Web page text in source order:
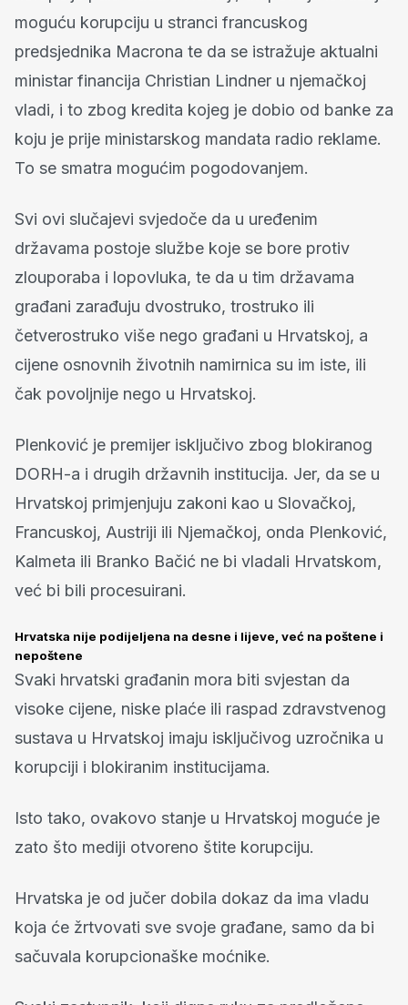
moguću korupciju u stranci francuskog
predsjednika Macrona te da se istražuje aktualni
ministar financija Christian Lindner u njemačkoj
vladi, i to zbog kredita kojeg je dobio od banke za
koju je prije ministarskog mandata radio reklame.
To se smatra mogućim pogodovanjem.
Svi ovi slučajevi svjedoče da u uređenim
državama postoje službe koje se bore protiv
zlouporaba i lopovluka, te da u tim državama
građani zarađuju dvostruko, trostruko ili
četverostruko više nego građani u Hrvatskoj, a
cijene osnovnih životnih namirnica su im iste, ili
čak povoljnije nego u Hrvatskoj.
Plenković je premijer isključivo zbog blokiranog
DORH-a i drugih državnih institucija. Jer, da se u
Hrvatskoj primjenjuju zakoni kao u Slovačkoj,
Francuskoj, Austriji ili Njemačkoj, onda Plenković,
Kalmeta ili Branko Bačić ne bi vladali Hrvatskom,
već bi bili procesuirani.
Hrvatska nije podijeljena na desne i lijeve, već na poštene i
nepoštene
Svaki hrvatski građanin mora biti svjestan da
visoke cijene, niske plaće ili raspad zdravstvenog
sustava u Hrvatskoj imaju isključivog uzročnika u
korupciji i blokiranim institucijama.
Isto tako, ovakovo stanje u Hrvatskoj moguće je
zato što mediji otvoreno štite korupciju.
Hrvatska je od jučer dobila dokaz da ima vladu
koja će žrtvovati sve svoje građane, samo da bi
sačuvala korupcionaške moćnike.